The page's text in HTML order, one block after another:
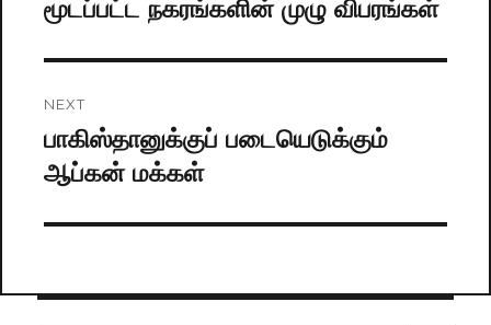
Previous
மூடப்பட்ட நகரங்களின் முழு விபரங்கள்
NEXT
Next
post:
பாகிஸ்தானுக்குப் படையெடுக்கும்
ஆப்கன் மக்கள்